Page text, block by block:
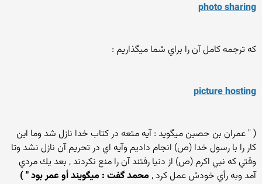
photo sharing
كه ترجمه كامل آن را براي شما ميگذاريم :
picture hosting
( " عمران بن حصين ميگويد : آيه متعه در كتاب خدا نازل شد وما اين
كار را با رسول خدا (ص) انجام داديم وآيه اي در تحريم آن نازل نشد وتا
وقتي كه نبي اكرم (ص) از دنيا رفتند آن را منع نكردند , بعد يك مردي
آمد وبه رأي خودش عمل كرد , محمد گفت : ميگويند أو عمر بود " )